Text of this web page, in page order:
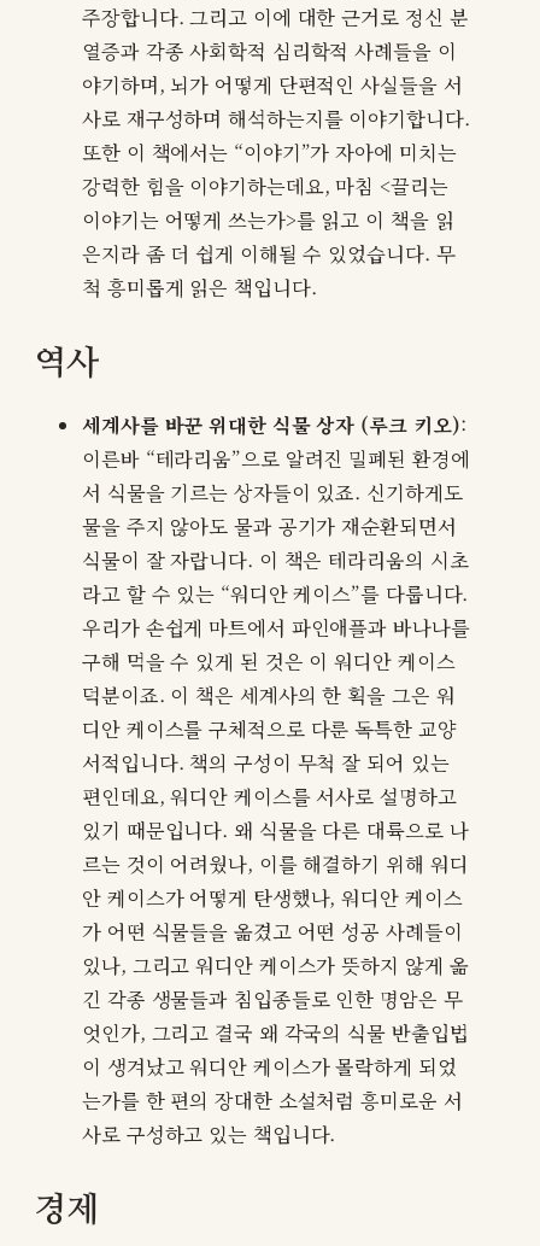
주장합니다. 그리고 이에 대한 근거로 정신 분
열증과 각종 사회학적 심리학적 사례들을 이
야기하며, 뇌가 어떻게 단편적인 사실들을 서
사로 재구성하며 해석하는지를 이야기합니다.
또한 이 책에서는 “이야기”가 자아에 미치는
강력한 힘을 이야기하는데요, 마침 <끌리는
이야기는 어떻게 쓰는가>를 읽고 이 책을 읽
은지라 좀 더 쉽게 이해될 수 있었습니다. 무
척 흥미롭게 읽은 책입니다.
역사
세계사를 바꾼 위대한 식물 상자 (루크 키오):
이른바 “테라리움”으로 알려진 밀폐된 환경에
서 식물을 기르는 상자들이 있죠. 신기하게도
물을 주지 않아도 물과 공기가 재순환되면서
식물이 잘 자랍니다. 이 책은 테라리움의 시초
라고 할 수 있는 “워디안 케이스”를 다룹니다.
우리가 손쉽게 마트에서 파인애플과 바나나를
구해 먹을 수 있게 된 것은 이 워디안 케이스
덕분이죠. 이 책은 세계사의 한 획을 그은 워
디안 케이스를 구체적으로 다룬 독특한 교양
서적입니다. 책의 구성이 무척 잘 되어 있는
편인데요, 워디안 케이스를 서사로 설명하고
있기 때문입니다. 왜 식물을 다른 대륙으로 나
르는 것이 어려웠나, 이를 해결하기 위해 워디
안 케이스가 어떻게 탄생했나, 워디안 케이스
가 어떤 식물들을 옮겼고 어떤 성공 사례들이
있나, 그리고 워디안 케이스가 뜻하지 않게 옮
긴 각종 생물들과 침입종들로 인한 명암은 무
엇인가, 그리고 결국 왜 각국의 식물 반출입법
이 생겨났고 워디안 케이스가 몰락하게 되었
는가를 한 편의 장대한 소설처럼 흥미로운 서
사로 구성하고 있는 책입니다.
경제